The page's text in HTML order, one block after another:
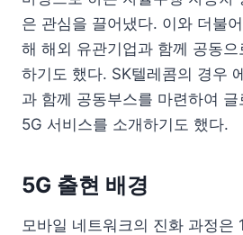
은 관심을 끌어냈다. 이와 더불
해 해외 유관기업과 함께 공동
하기도 했다. SK텔레콤의 경우
과 함께 공동부스를 마련하여
5G 서비스를 소개하기도 했다.
5G 출현 배경
모바일 네트워크의 진화 과정은